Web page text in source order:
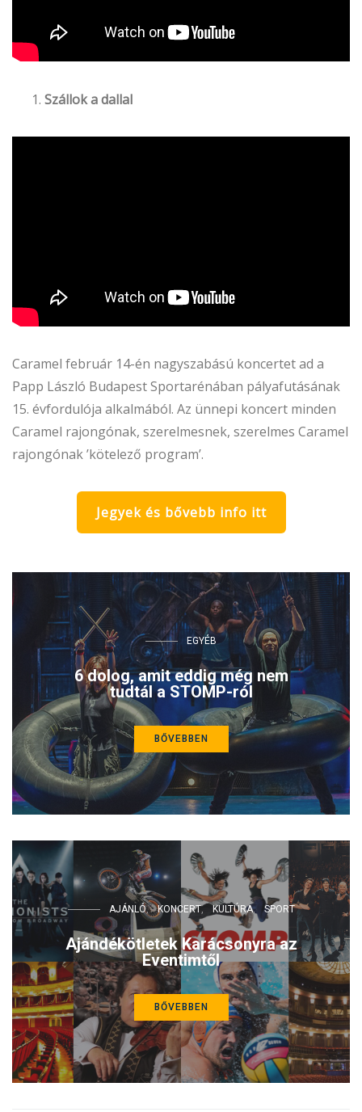
Szállok a dallal
Caramel február 14-én nagyszabású koncertet ad a
Papp László Budapest Sportarénában pályafutásának
15. évfordulója alkalmából. Az ünnepi koncert minden
Caramel rajongónak, szerelmesnek, szerelmes Caramel
rajongónak ’kötelező program’.
Jegyek és bővebb info itt
EGYÉB
6 dolog, amit eddig még nem
tudtál a STOMP-ról
BŐVEBBEN
AJÁNLÓ KONCERT KULTÚRA SPORT
Ajándékötletek Karácsonyra az
Eventimtől
BŐVEBBEN